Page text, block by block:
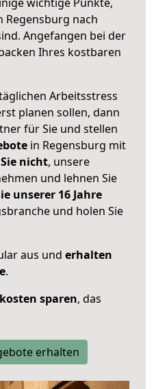
Regensburg nach
Angefangen bei der
Ihres kostbaren
Arbeitsstress
planen sollen, dann
für Sie und stellen
in Regensburg mit
nicht, unsere
und lehnen Sie
unserer 16 Jahre
und holen Sie
aus und erhalten
.
sparen, das
erhalten